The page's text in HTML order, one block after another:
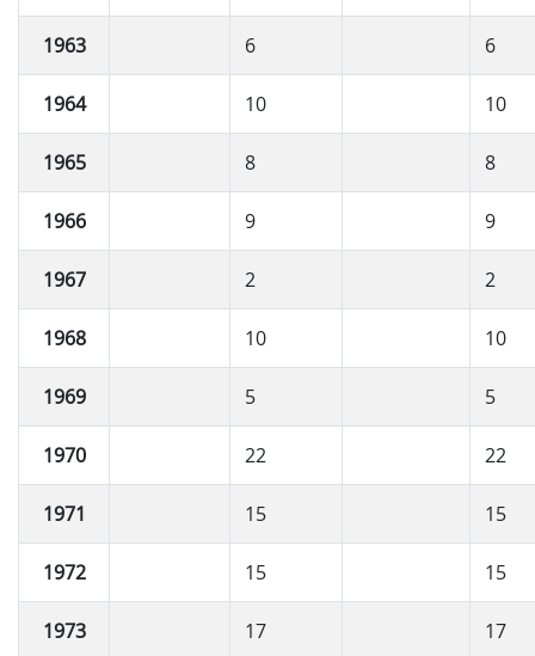
1963 6 6
1964 10 10
1965 8 8
1966 9 9
1967 2 2
1968 10 10
1969 5 5
1970 22 22
1971 15 15
1972 15 15
1973 17 17